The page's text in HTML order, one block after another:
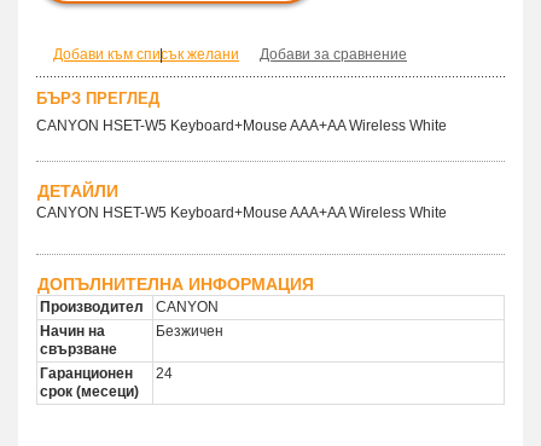
Добави към списък желани
| Добави за сравнение
БЪРЗ ПРЕГЛЕД
CANYON HSET-W5 Keyboard+Mouse AAA+AA Wireless White
ДЕТАЙЛИ
CANYON HSET-W5 Keyboard+Mouse AAA+AA Wireless White
ДОПЪЛНИТЕЛНА ИНФОРМАЦИЯ
Производител
CANYON
Начин на
свързване
Безжичен
Гаранционен
срок (месеци)
24